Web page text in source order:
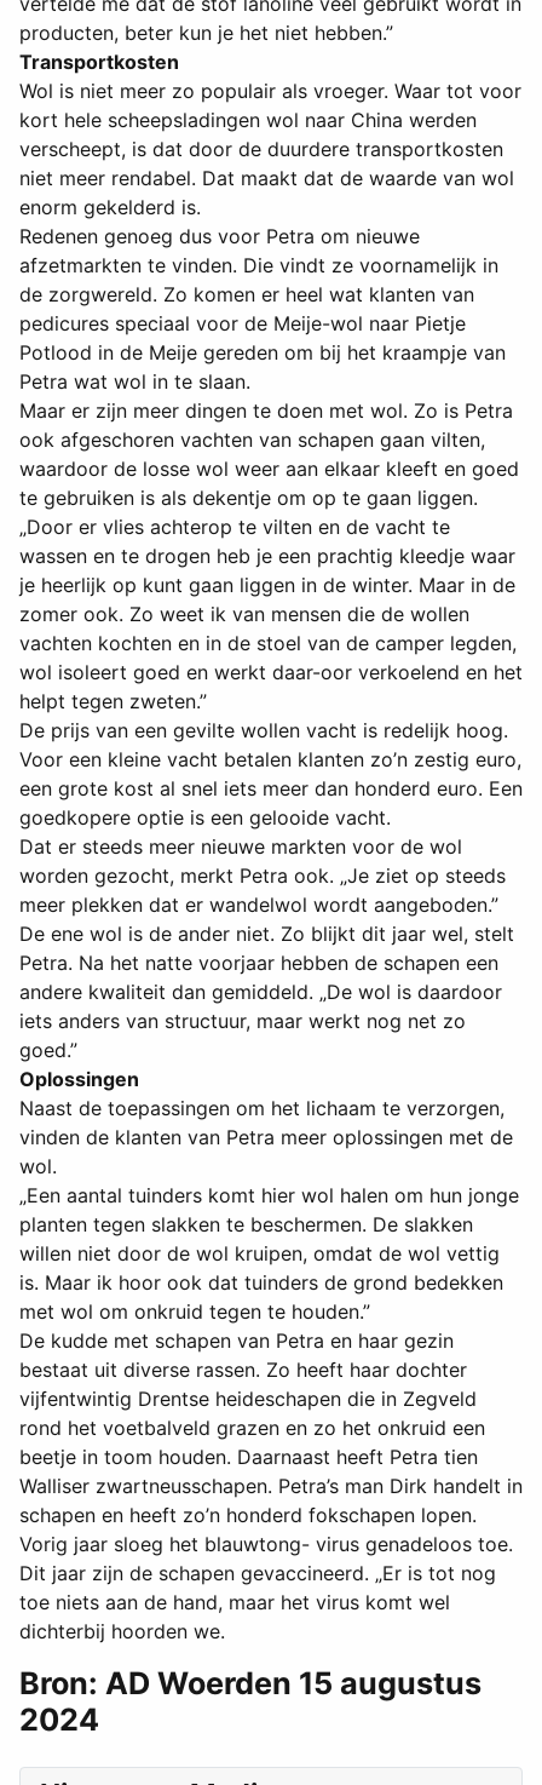
producten, beter kun je het niet hebben.”
Transportkosten
Wol is niet meer zo populair als vroeger. Waar tot voor
kort hele scheepsladingen wol naar China werden
verscheept, is dat door de duurdere transportkosten
niet meer rendabel. Dat maakt dat de waarde van wol
enorm gekelderd is.
Redenen genoeg dus voor Petra om nieuwe
afzetmarkten te vinden. Die vindt ze voornamelijk in
de zorgwereld. Zo komen er heel wat klanten van
pedicures speciaal voor de Meije-wol naar Pietje
Potlood in de Meije gereden om bij het kraampje van
Petra wat wol in te slaan.
Maar er zijn meer dingen te doen met wol. Zo is Petra
ook afgeschoren vachten van schapen gaan vilten,
waardoor de losse wol weer aan elkaar kleeft en goed
te gebruiken is als dekentje om op te gaan liggen.
„Door er vlies achterop te vilten en de vacht te
wassen en te drogen heb je een prachtig kleedje waar
je heerlijk op kunt gaan liggen in de winter. Maar in de
zomer ook. Zo weet ik van mensen die de wollen
vachten kochten en in de stoel van de camper legden,
wol isoleert goed en werkt daar-oor verkoelend en het
helpt tegen zweten.”
De prijs van een gevilte wollen vacht is redelijk hoog.
Voor een kleine vacht betalen klanten zo’n zestig euro,
een grote kost al snel iets meer dan honderd euro. Een
goedkopere optie is een gelooide vacht.
Dat er steeds meer nieuwe markten voor de wol
worden gezocht, merkt Petra ook. „Je ziet op steeds
meer plekken dat er wandelwol wordt aangeboden.”
De ene wol is de ander niet. Zo blijkt dit jaar wel, stelt
Petra. Na het natte voorjaar hebben de schapen een
andere kwaliteit dan gemiddeld. „De wol is daardoor
iets anders van structuur, maar werkt nog net zo
goed.”
Oplossingen
Naast de toepassingen om het lichaam te verzorgen,
vinden de klanten van Petra meer oplossingen met de
wol.
„Een aantal tuinders komt hier wol halen om hun jonge
planten tegen slakken te beschermen. De slakken
willen niet door de wol kruipen, omdat de wol vettig
is. Maar ik hoor ook dat tuinders de grond bedekken
met wol om onkruid tegen te houden.”
De kudde met schapen van Petra en haar gezin
bestaat uit diverse rassen. Zo heeft haar dochter
vijfentwintig Drentse heideschapen die in Zegveld
rond het voetbalveld grazen en zo het onkruid een
beetje in toom houden. Daarnaast heeft Petra tien
Walliser zwartneusschapen. Petra’s man Dirk handelt in
schapen en heeft zo’n honderd fokschapen lopen.
Vorig jaar sloeg het blauwtong- virus genadeloos toe.
Dit jaar zijn de schapen gevaccineerd. „Er is tot nog
toe niets aan de hand, maar het virus komt wel
dichterbij hoorden we.
Bron: AD Woerden 15 augustus
2024